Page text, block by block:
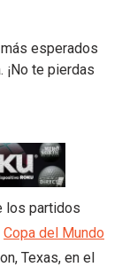
esperados
¡No te pierdas
los partidos
Copa del Mundo
Texas, en el